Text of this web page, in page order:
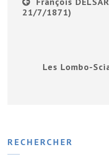
21/7/1871)
Les Lombo-
RECHERCHER